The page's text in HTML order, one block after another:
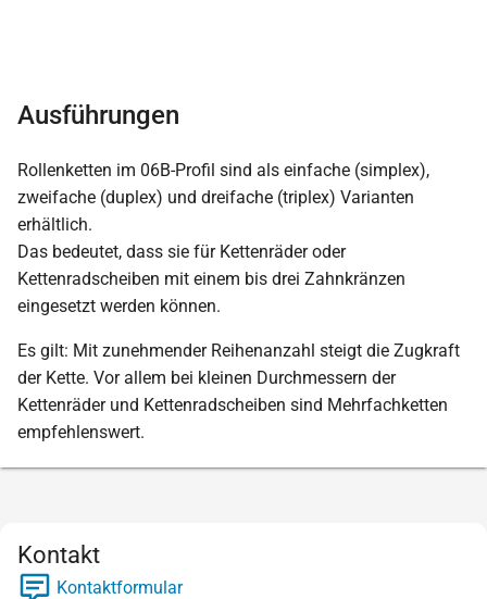
Ausführungen
Rollenketten im 06B-Profil sind als einfache (simplex),
zweifache (duplex) und dreifache (triplex) Varianten
erhältlich.
Das bedeutet, dass sie für Kettenräder oder
Kettenradscheiben mit einem bis drei Zahnkränzen
eingesetzt werden können.
Es gilt: Mit zunehmender Reihenanzahl steigt die Zugkraft
der Kette. Vor allem bei kleinen Durchmessern der
Kettenräder und Kettenradscheiben sind Mehrfachketten
empfehlenswert.
Kontakt
Kontaktformular